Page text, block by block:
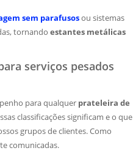
sem parafusosou sistemas
tornando estantes metálicas
serviços pesados
para qualquer prateleira de
classificações significam e o que
grupos de clientes. Como
comunicadas.